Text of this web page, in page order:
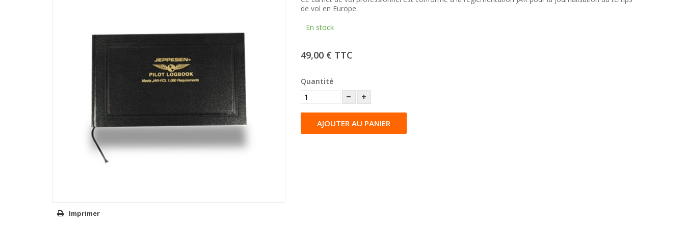
Imprimer
de vol en Europe.
En stock
49,00 € TTC
Quantité
AJOUTER AU PANIER